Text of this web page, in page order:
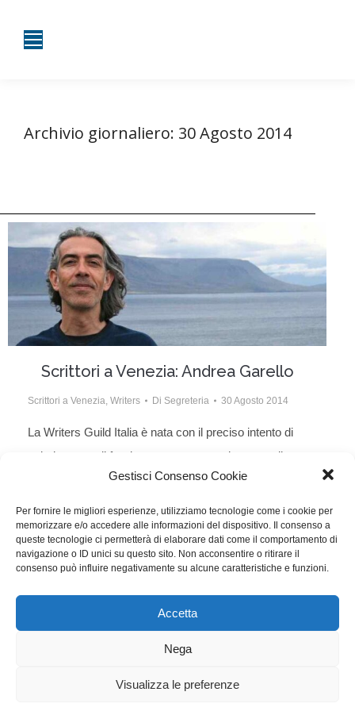
Gestisci Consenso Cookie
Per fornire le migliori esperienze, utilizziamo tecnologie come i cookie per
memorizzare e/o accedere alle informazioni del dispositivo. Il consenso a
queste tecnologie ci permetterà di elaborare dati come il comportamento di
navigazione o ID unici su questo sito. Non acconsentire o ritirare il
consenso può influire negativamente su alcune caratteristiche e funzioni.
Accetta
Nega
Visualizza le preferenze
Archivio giornaliero: 30 Agosto 2014
Scrittori a Venezia: Andrea Garello
Scrittori a Venezia, Writers Di Segreteria 30 Agosto 2014
La Writers Guild Italia è nata con il preciso intento di
valorizzare e di far rispettare, sotto ogni aspetto, il
lavoro professionale degli sceneggiatori e quindi
SCRITTO DA, sotto l’egida di WRITTEN BY, la
prestigiosa rivista della WGAw, raccoglie e diffonde la
voce degli sceneggiatori italiani, per tentare…
+39 347 2461036
WGItalia